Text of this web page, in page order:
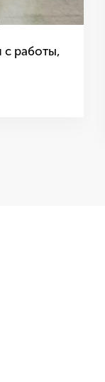
с работы,